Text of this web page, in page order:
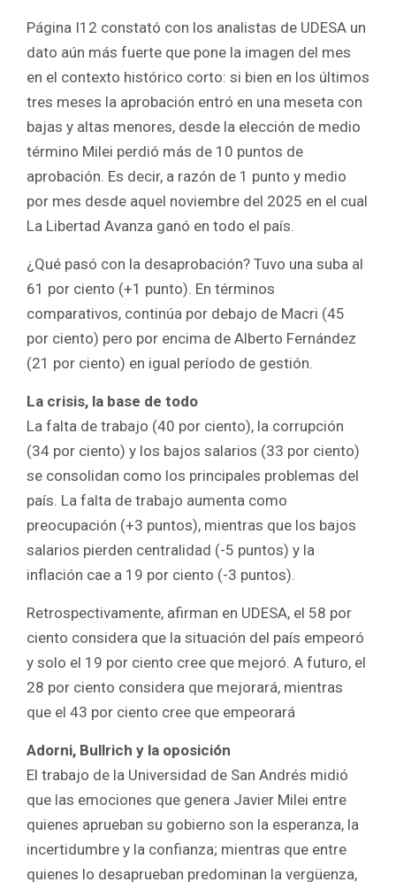
Página I12 constató con los analistas de UDESA un
dato aún más fuerte que pone la imagen del mes
en el contexto histórico corto: si bien en los últimos
tres meses la aprobación entró en una meseta con
bajas y altas menores, desde la elección de medio
término Milei perdió más de 10 puntos de
aprobación. Es decir, a razón de 1 punto y medio
por mes desde aquel noviembre del 2025 en el cual
La Libertad Avanza ganó en todo el país.
¿Qué pasó con la desaprobación? Tuvo una suba al
61 por ciento (+1 punto). En términos
comparativos, continúa por debajo de Macri (45
por ciento) pero por encima de Alberto Fernández
(21 por ciento) en igual período de gestión.
La crisis, la base de todo
La falta de trabajo (40 por ciento), la corrupción
(34 por ciento) y los bajos salarios (33 por ciento)
se consolidan como los principales problemas del
país. La falta de trabajo aumenta como
preocupación (+3 puntos), mientras que los bajos
salarios pierden centralidad (-5 puntos) y la
inflación cae a 19 por ciento (-3 puntos).
Retrospectivamente, afirman en UDESA, el 58 por
ciento considera que la situación del país empeoró
y solo el 19 por ciento cree que mejoró. A futuro, el
28 por ciento considera que mejorará, mientras
que el 43 por ciento cree que empeorará
Adorni, Bullrich y la oposición
El trabajo de la Universidad de San Andrés midió
que las emociones que genera Javier Milei entre
quienes aprueban su gobierno son la esperanza, la
incertidumbre y la confianza; mientras que entre
quienes lo desaprueban predominan la vergüenza,